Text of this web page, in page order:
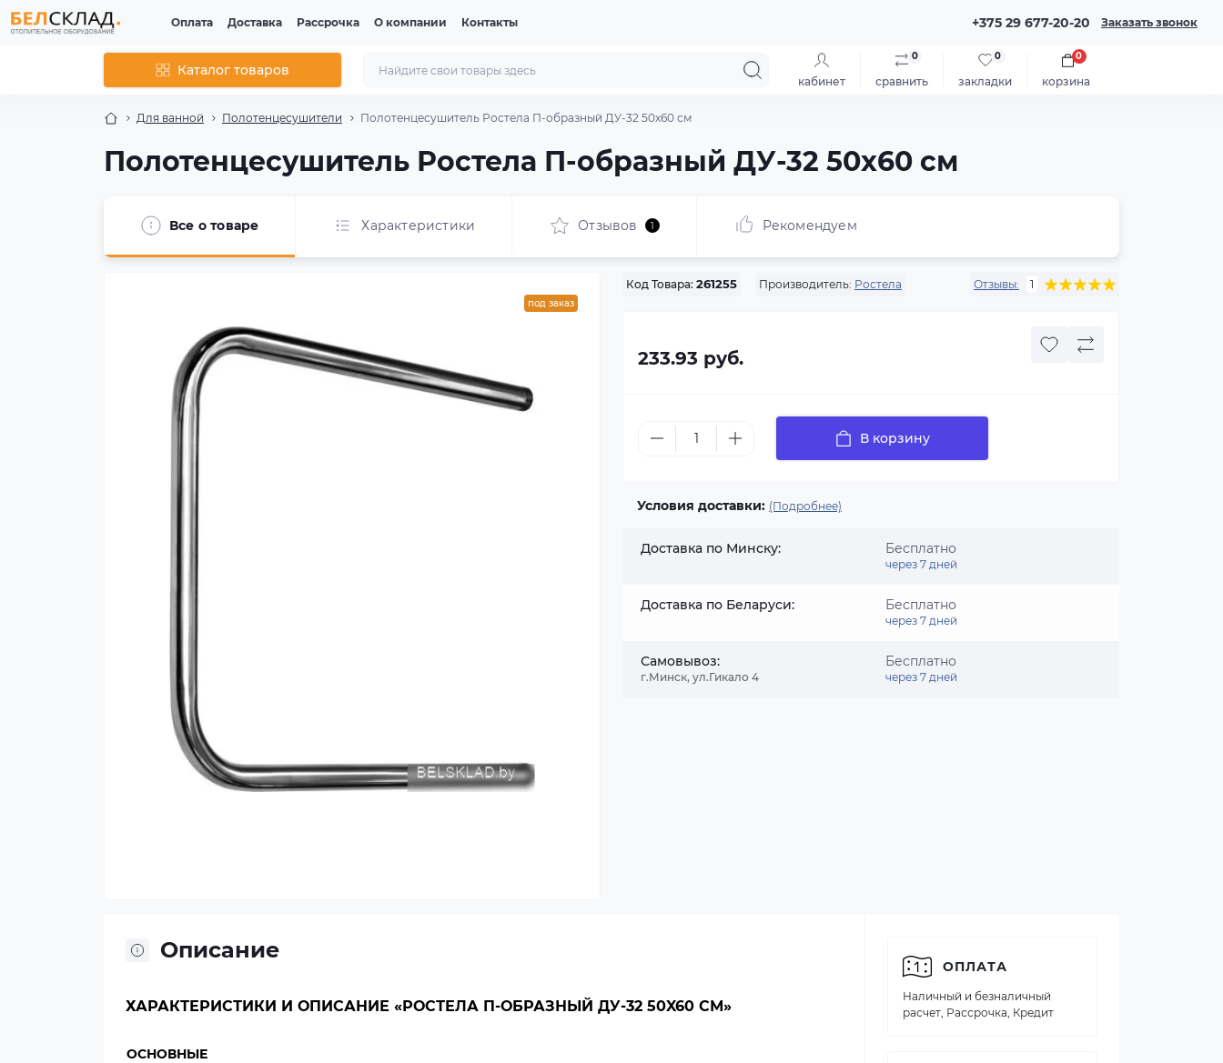
Оплата Доставка Рассрочка О компании Контакты +375 29 677-20-20 Заказать звонок
Каталог товаров
кабинет сравнить
0
закладки
0
корзина
0
Для ванной Полотенцесушители Полотенцесушитель Ростела П-образный ДУ-32 50x60 см
Полотенцесушитель Ростела П-образный ДУ-32 50x60 см
Все о товаре Характеристики Отзывов 1 Рекомендуем
под заказ
Код Товара: 261255 Производитель: Ростела Отзывы: 1
233.93 руб.
В корзину
Условия доставки: (Подробнее)
Доставка по Минску: Бесплатно
через 7 дней
Доставка по Беларуси: Бесплатно
через 7 дней
Самовывоз:
г.Минск, ул.Гикало 4
Бесплатно
через 7 дней
Описание
ХАРАКТЕРИСТИКИ И ОПИСАНИЕ «РОСТЕЛА П-ОБРАЗНЫЙ ДУ-32 50X60 СМ»
ОСНОВНЫЕ
ОПЛАТА
Наличный и безналичный
расчет, Рассрочка, Кредит